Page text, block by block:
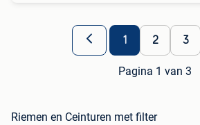
1 2 3
Pagina 1 van 3
Riemen en Ceinturen met filter